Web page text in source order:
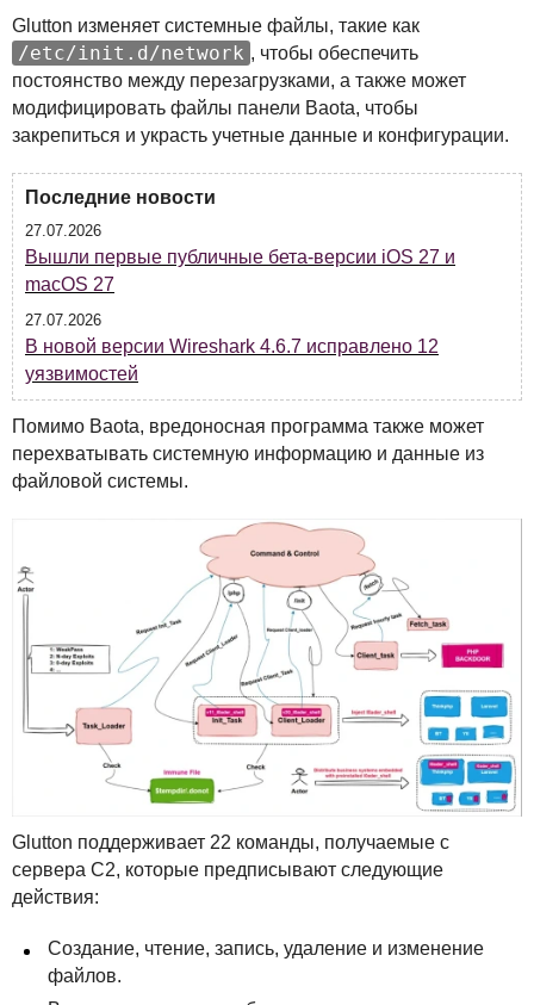
Glutton изменяет системные файлы, такие как
/etc/init.d/network , чтобы обеспечить
постоянство между перезагрузками, а также может
модифицировать файлы панели Baota, чтобы
закрепиться и украсть учетные данные и конфигурации.
Последние новости
27.07.2026
Вышли первые публичные бета-версии iOS 27 и
macOS 27
27.07.2026
В новой версии Wireshark 4.6.7 исправлено 12
уязвимостей
Помимо Baota, вредоносная программа также может
перехватывать системную информацию и данные из
файловой системы.
Glutton поддерживает 22 команды, получаемые с
сервера C2, которые предписывают следующие
действия:
Создание, чтение, запись, удаление и изменение
файлов.